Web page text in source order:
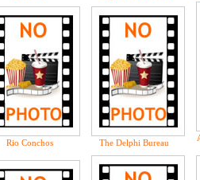
Rio Conchos The Delphi Bureau